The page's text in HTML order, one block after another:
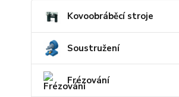
Kovoobráběcí stroje
Soustružení
Frézování